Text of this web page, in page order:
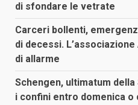
di sfondare le vetrate
Carceri bollenti,
di decessi.
di allarme
Schengen, ultimatum della
i confini entro domenica o